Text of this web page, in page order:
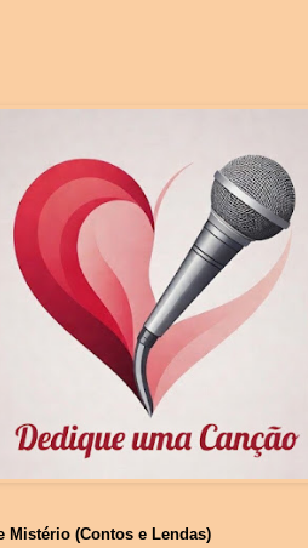
Mistério (Contos e Lendas)